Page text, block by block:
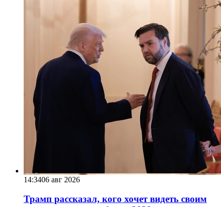
14:3406 авг 2026
Трамп рассказал, кого хочет видеть своим